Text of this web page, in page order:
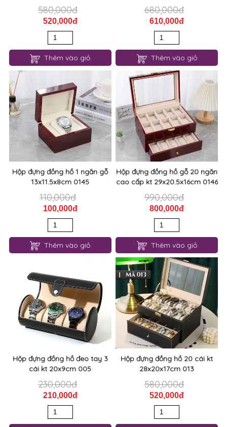
580,000đ
520,000đ
Thêm vào giỏ
680,000đ
610,000đ
Thêm vào giỏ
Hộp đựng đồng hồ 1 ngăn gỗ
13x11.5x8cm 0145
110,000đ
100,000đ
Thêm vào giỏ
Hộp đựng đồng hồ gỗ 20 ngăn
cao cấp kt 29x20.5x16cm 0146
990,000đ
800,000đ
Thêm vào giỏ
Hộp đựng đồng hồ đeo tay 3
cái kt 20x9cm 005
230,000đ
210,000đ
Hộp đựng đồng hồ 20 cái kt
28x20x17cm 013
580,000đ
520,000đ